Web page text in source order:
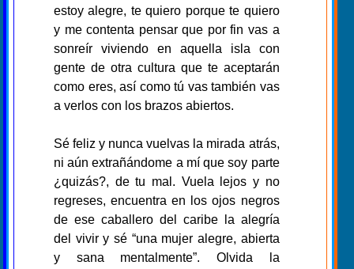
estoy alegre, te quiero porque te quiero
y me contenta pensar que por fin vas a
sonreír viviendo en aquella isla con
gente de otra cultura que te aceptarán
como eres, así como tú vas también vas
a verlos con los brazos abiertos.
Sé feliz y nunca vuelvas la mirada atrás,
ni aún extrañándome a mí que soy parte
¿quizás?, de tu mal. Vuela lejos y no
regreses, encuentra en los ojos negros
de ese caballero del caribe la alegría
del vivir y sé “una mujer alegre, abierta
y sana mentalmente”. Olvida la